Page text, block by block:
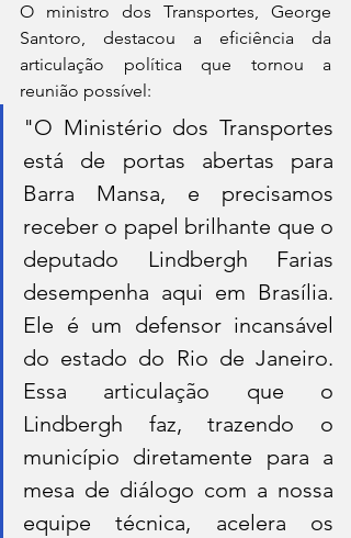
O ministro dos Transportes, George
Santoro, destacou a eficiência da
articulação política que tornou a
reunião possível:
"O Ministério dos Transportes
está de portas abertas para
Barra Mansa, e precisamos
receber o papel brilhante que o
deputado Lindbergh Farias
desempenha aqui em Brasília.
Ele é um defensor incansável
do estado do Rio de Janeiro.
Essa articulação que o
Lindbergh faz, trazendo o
município diretamente para a
mesa de diálogo com a nossa
equipe técnica, acelera os